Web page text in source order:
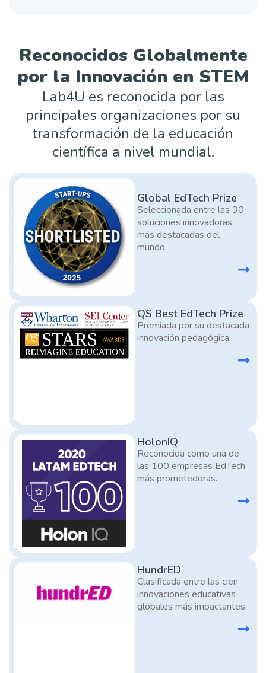
Reconocidos Globalmente
por la Innovación en STEM
Lab4U es reconocida por las
principales organizaciones por su
transformación de la educación
científica a nivel mundial.
Global EdTech Prize
Seleccionada entre las 30
soluciones innovadoras
más destacadas del
mundo.
QS Best EdTech Prize
Premiada por su destacada
innovación pedagógica.
HolonIQ
Reconocida como una de
las 100 empresas EdTech
más prometedoras.
HundrED
Clasificada entre las cien
innovaciones educativas
globales más impactantes.